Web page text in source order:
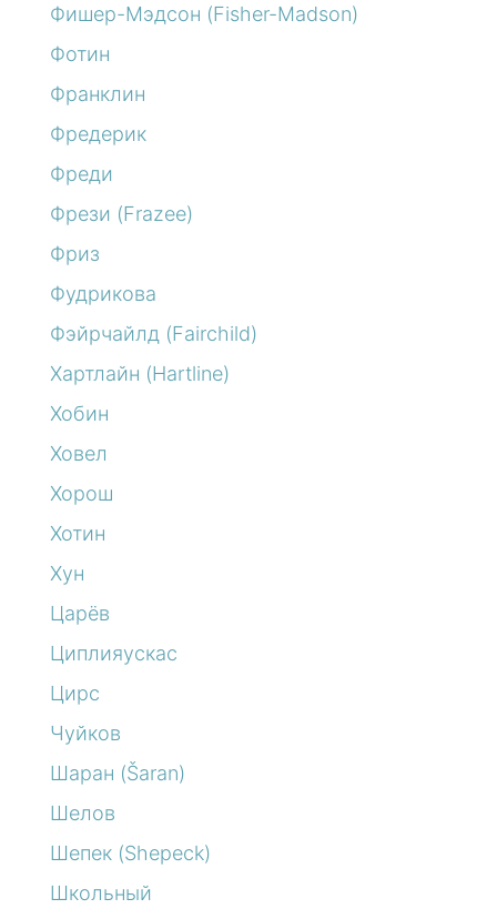
Фишер-Мэдсон (Fisher-Madson)
Фотин
Франклин
Фредерик
Фреди
Фрези (Frazee)
Фриз
Фудрикова
Фэйрчайлд (Fairchild)
Хартлайн (Hartline)
Хобин
Ховел
Хорош
Хотин
Хун
Царёв
Циплияускас
Цирс
Чуйков
Шаран (Šaran)
Шелов
Шепек (Shepeck)
Школьный